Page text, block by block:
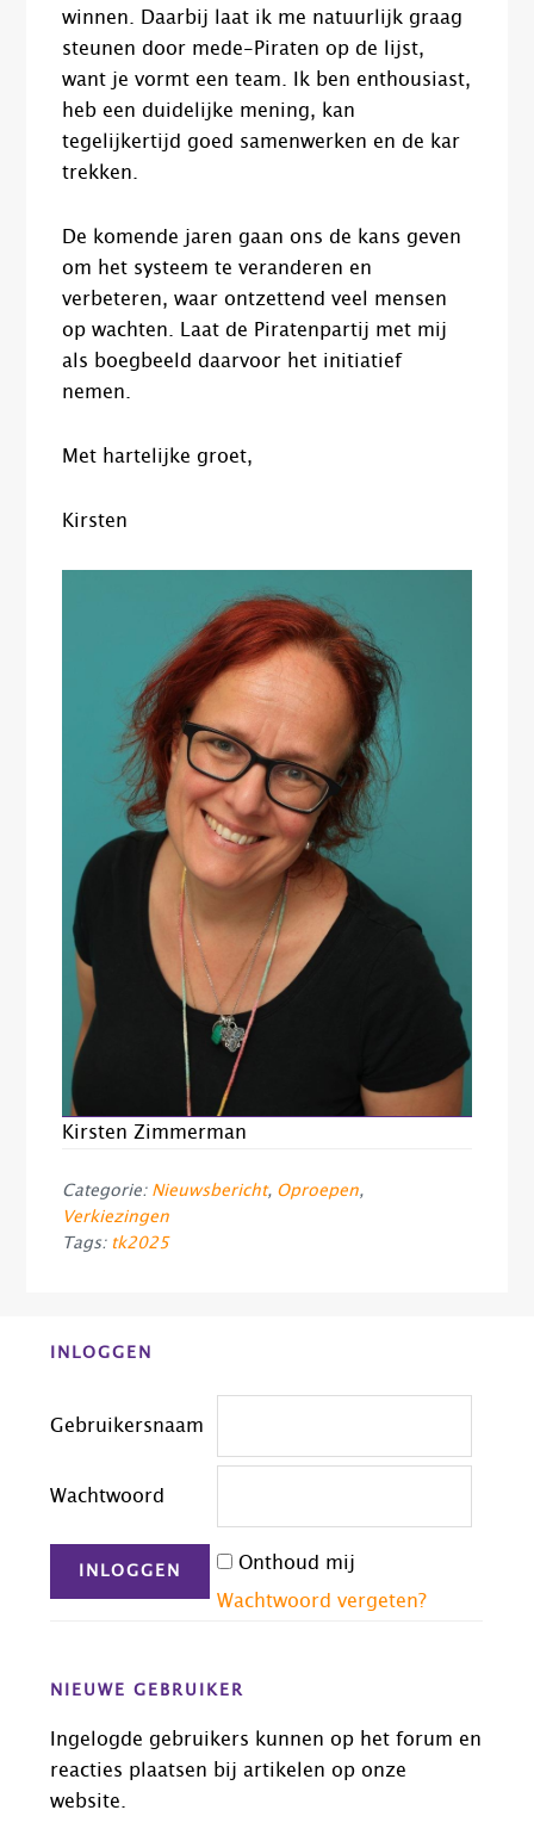
winnen. Daarbij laat ik me natuurlijk graag
steunen door mede-Piraten op de lijst,
want je vormt een team. Ik ben enthousiast,
heb een duidelijke mening, kan
tegelijkertijd goed samenwerken en de kar
trekken.
De komende jaren gaan ons de kans geven
om het systeem te veranderen en
verbeteren, waar ontzettend veel mensen
op wachten. Laat de Piratenpartij met mij
als boegbeeld daarvoor het initiatief
nemen.
Met hartelijke groet,
Kirsten
Kirsten Zimmerman
Categorie: Nieuwsbericht, Oproepen,
Verkiezingen
Tags: tk2025
Before
INLOGGEN
Gebruikersnaam
Wachtwoord
Onthoud mij
Wachtwoord vergeten?
NIEUWE GEBRUIKER
Ingelogde gebruikers kunnen op het forum en
reacties plaatsen bij artikelen op onze
website.